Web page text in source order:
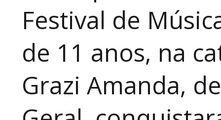
Festival de
de 11 anos, na
Grazi Amanda,